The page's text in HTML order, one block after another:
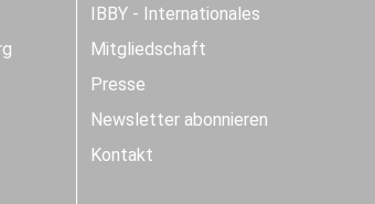
IBBY - Internationales
Mitgliedschaft
Presse
Newsletter abonnieren
Kontakt